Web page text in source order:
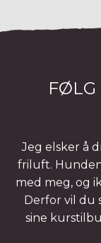
FØLG
Jeg elsker å
friluft.
med meg, og
Derfor vil du
sine